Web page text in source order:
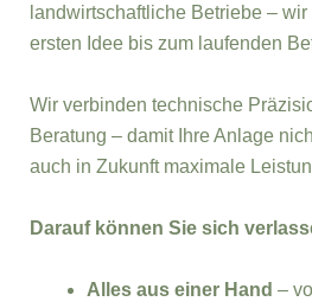
landwirtschaftliche Betriebe –
ersten Idee bis zum laufenden
Wir verbinden technische
Beratung – damit Ihre Anlage
auch in Zukunft maximale
Darauf können Sie sich
Alles aus einer Hand –